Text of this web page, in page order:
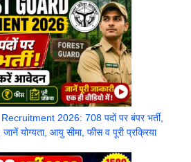
2026: 708 पदों पर बंपर भर्ती,
योग्यता, आयु सीमा, फीस व पूरी प्रक्रिया